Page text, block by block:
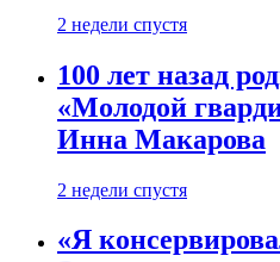
2 недели спустя
100 лет назад
«Молодой
Инна Макарова
2 недели спустя
«Я